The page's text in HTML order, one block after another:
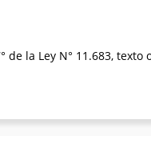
la Ley N° 11.683, texto